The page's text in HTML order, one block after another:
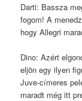
Darti: Bassza
fogom! A
hogy Allegri
Dino: Azért
eljön egy ilyen
Juve-címeres
maradt még itt